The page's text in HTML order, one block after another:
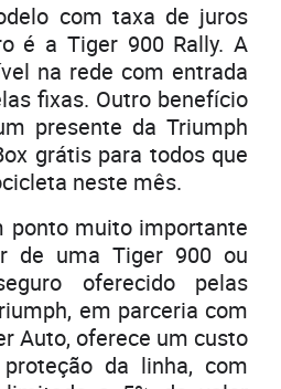
com taxa de juros
é a Tiger 900 Rally. A
na rede com entrada
fixas. Outro benefício
presente da Triumph
grátis para todos que
neste mês.
ponto muito importante
de uma Tiger 900 ou
oferecido pelas
em parceria com
Auto, oferece um custo
da linha, com